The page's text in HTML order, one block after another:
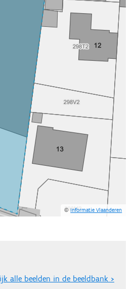
©Informatie Vlaanderen
alle beelden in de beeldbank >